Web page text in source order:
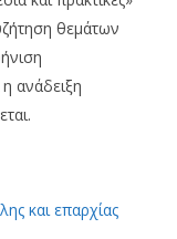
θεμάτων
ανάδειξη
και επαρχίας